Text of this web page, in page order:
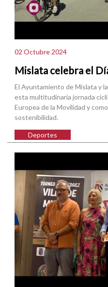
02 Octubre 2024
Mislata celebra el
El Ayuntamiento de Mislata y
esta multitudinaria jornada
Europea de la Movilidad y
sostenibilidad.
Deportes